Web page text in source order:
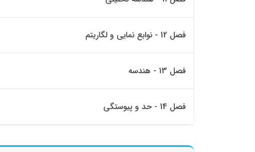
فصل 12 - نوابع نمایی و لگاریتم
فصل 13 - هندسه
فصل 14 - حد و پیوستگی